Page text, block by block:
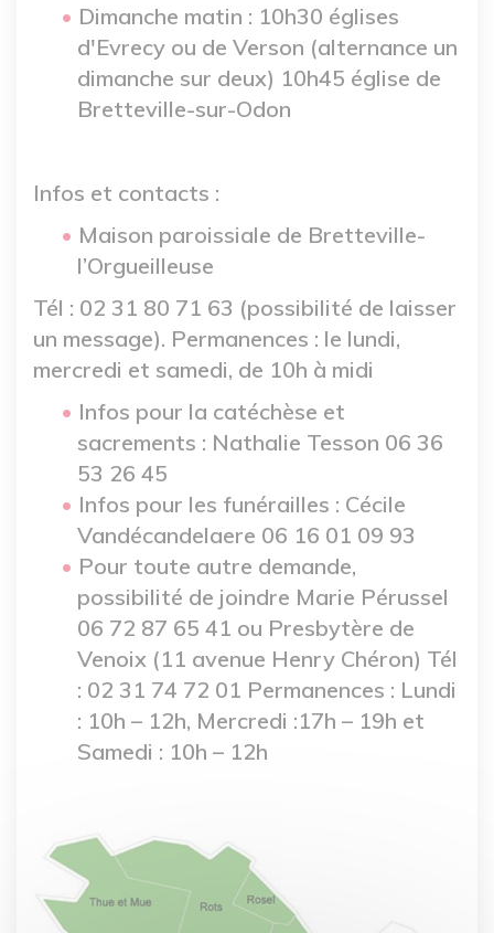
Dimanche matin : 10h30 églises
d'Evrecy ou de Verson (alternance un
dimanche sur deux) 10h45 église de
Bretteville-sur-Odon
Infos et contacts :
Maison paroissiale de Bretteville-
l’Orgueilleuse
Tél : 02 31 80 71 63 (possibilité de laisser
un message). Permanences : le lundi,
mercredi et samedi, de 10h à midi
Infos pour la catéchèse et
sacrements : Nathalie Tesson 06 36
53 26 45
Infos pour les funérailles : Cécile
Vandécandelaere 06 16 01 09 93
Pour toute autre demande,
possibilité de joindre Marie Pérussel
06 72 87 65 41 ou Presbytère de
Venoix (11 avenue Henry Chéron) Tél
: 02 31 74 72 01 Permanences : Lundi
: 10h – 12h, Mercredi :17h – 19h et
Samedi : 10h – 12h
Image